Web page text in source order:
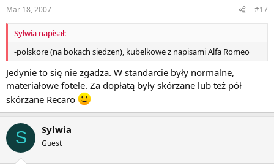
Mar 18, 2007 #17
Sylwia napisał:
-polskore (na bokach siedzen), kubelkowe z napisami Alfa Romeo
Jedynie to się nie zgadza. W standarcie były normalne,
materiałowe fotele. Za dopłatą były skórzane lub też pół
skórzane Recaro
S Sylwia
Guest